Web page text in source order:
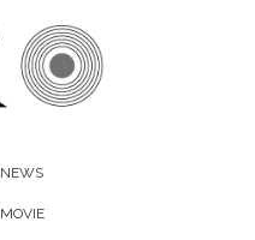
NEWS
MOVIE